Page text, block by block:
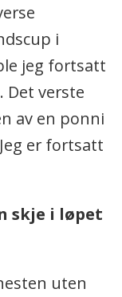
i
jeg fortsatt
Det verste
av en ponni
er fortsatt
skje i løpet
uten